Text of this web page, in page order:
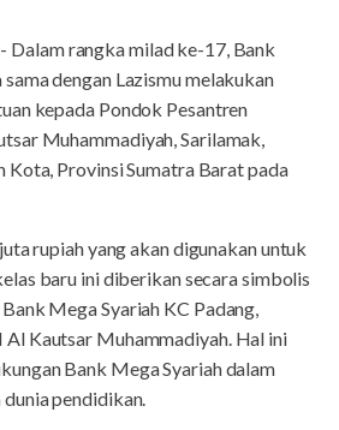
Dalam rangka milad ke-17, Bank
dengan Lazismu melakukan
kepada Pondok Pesantren
Muhammadiyah, Sarilamak,
Kota, Provinsi Sumatra Barat pada
rupiah yang akan digunakan untuk
baru ini diberikan secara simbolis
Mega Syariah KC Padang,
Kautsar Muhammadiyah. Hal ini
Bank Mega Syariah dalam
pendidikan.